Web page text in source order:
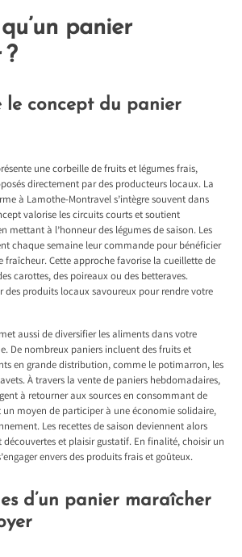
panier
?
le concept du panier
une corbeille de fruits et légumes frais,
directement par des producteurs locaux. La
à Lamothe-Montravels’intègre souvent dans
valorise les circuits courts et soutient
mettant à l’honneur des légumes de saison. Les
chaque semaine leur commande pour bénéficier
fraîcheur. Cette approche favorise la cueillette de
carottes, des poireaux ou des betteraves.
des produits locaux savoureux pour rendre votre
aussi de diversifier les aliments dans votre
De nombreux paniers incluent des fruits et
en grande distribution, comme le potimarron, les
À travers la vente de paniers hebdomadaires,
à retourner aux sources en consommant de
un moyen de participer à une économie solidaire,
Les recettes de saison deviennent alors
et plaisir gustatif. En finalité, choisir un
envers des produits frais et goûteux.
d’un panier maraîcher